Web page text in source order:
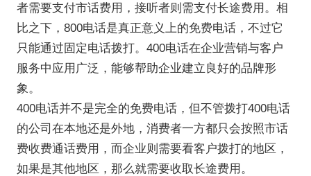
者需要支付市话费用，接听者则需支付长途费用。相
比之下，800电话是真正意义上的免费电话，不过它
只能通过固定电话拨打。400电话在企业营销与客户
服务中应用广泛，能够帮助企业建立良好的品牌形
象。
400电话并不是完全的免费电话，但不管拨打400电话
的公司在本地还是外地，消费者一方都只会按照市话
费收费通话费用，而企业则需要看客户拨打的地区，
如果是其他地区，那么就需要收取长途费用。